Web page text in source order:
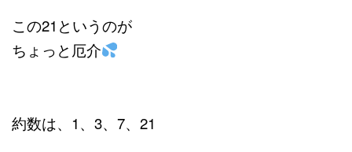
この21というのが
ちょっと厄介
約数は、1、3、7、21